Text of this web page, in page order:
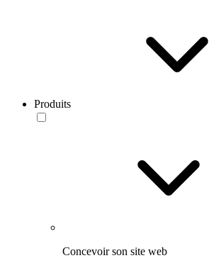
Produits
Concevoir son site web